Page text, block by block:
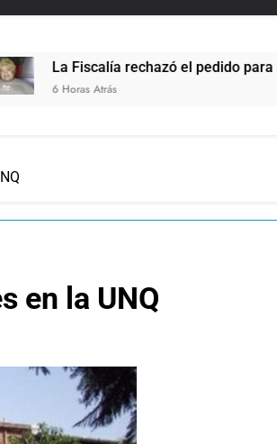
Fiscalía rechazó el pedido para
Atrás
en la UNQ